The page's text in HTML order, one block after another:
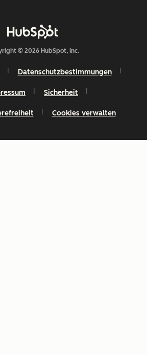
© 2026 HubSpot, Inc.
Datenschutzbestimmungen
Sicherheit
Cookies verwalten